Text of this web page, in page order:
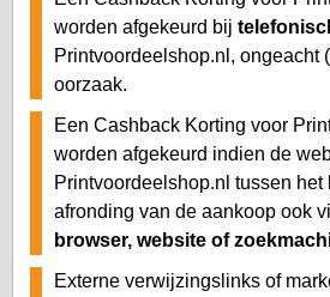
worden afgekeurd bij
Printvoordeelshop.nl, ongeacht
oorzaak.
Een Cashback Korting voor
worden afgekeurd indien de
Printvoordeelshop.nl tussen het
afronding van de aankoop ook
browser, website of
Externe verwijzingslinks of